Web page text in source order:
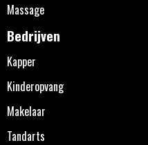
Massage
Bedrijven
Kapper
Kinderopvang
Makelaar
Tandarts